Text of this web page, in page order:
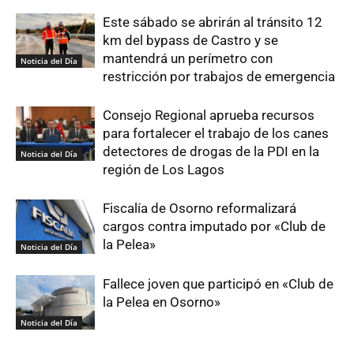
Noticia del Día
Este sábado se abrirán al tránsito 12
km del bypass de Castro y se
mantendrá un perímetro con
restricción por trabajos de emergencia
Noticia del Día
Consejo Regional aprueba recursos
para fortalecer el trabajo de los canes
detectores de drogas de la PDI en la
región de Los Lagos
Noticia del Día
Fiscalía de Osorno reformalizará
cargos contra imputado por «Club de
la Pelea»
Noticia del Día
Fallece joven que participó en «Club de
la Pelea en Osorno»